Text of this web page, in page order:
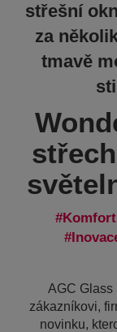
střešní
za
tmavě
AGC Glass
zákazníkovi,
novinku,